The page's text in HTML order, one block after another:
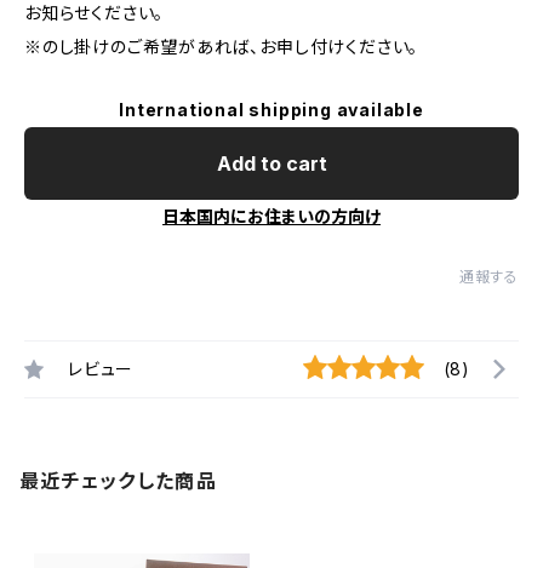
お知らせください。
※のし掛けのご希望があれば、お申し付けください。
International shipping available
Add to cart
日本国内にお住まいの方向け
通報する
レビュー (8)
最近チェックした商品